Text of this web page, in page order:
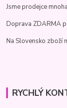
Jsme prodejce
Doprava ZDARMA
Na Slovensko zboží
RYCHLÝ